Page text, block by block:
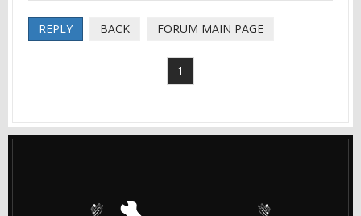
REPLY BACK FORUM MAIN PAGE
1